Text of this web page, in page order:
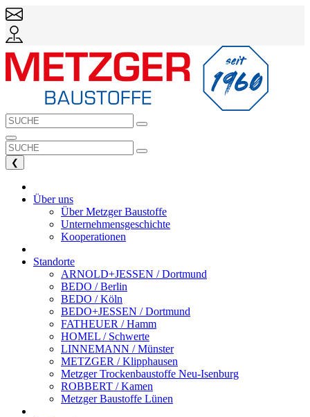
❮
Über uns
Über Metzger Baustoffe
Unternehmensgeschichte
Kooperationen
Standorte
ARNOLD+JESSEN / Dortmund
BEDO / Berlin
BEDO / Köln
BEDO+JESSEN / Dortmund
FATHEUER / Hamm
HOMEL / Schwerte
LINNEMANN / Münster
METZGER / Klipphausen
Metzger Trockenbaustoffe Neu-Isenburg
ROBBERT / Kamen
Metzger Baustoffe Lünen